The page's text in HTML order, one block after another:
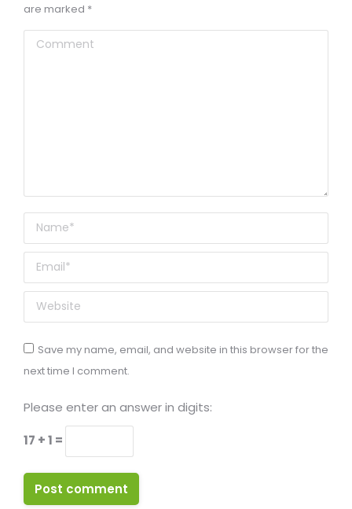
are marked *
Comment
Name *
Email *
Website
Save my name, email, and website in this browser for the
next time I comment.
Please enter an answer in digits:
17 + 1 =
Post comment